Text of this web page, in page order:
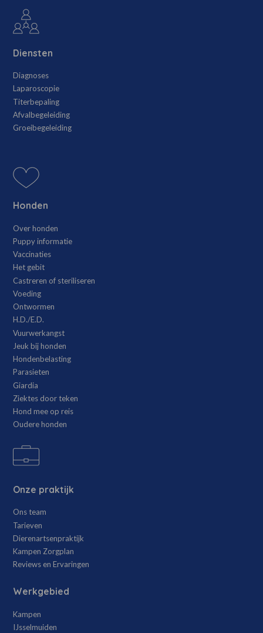
Diensten
Diagnoses
Laparoscopie
Titerbepaling
Afvalbegeleiding
Groeibegeleiding
Honden
Over honden
Puppy informatie
Vaccinaties
Het gebit
Castreren of steriliseren
Voeding
Ontwormen
H.D./E.D.
Vuurwerkangst
Jeuk bij honden
Hondenbelasting
Parasieten
Giardia
Ziektes door teken
Hond mee op reis
Oudere honden
Onze praktijk
Ons team
Tarieven
Dierenartsenpraktijk
Kampen Zorgplan
Reviews en Ervaringen
Werkgebied
Kampen
IJsselmuiden